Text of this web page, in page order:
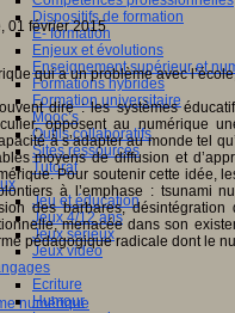
Dispositifs de formation
E- formation
Enjeux et évolutions
Enseignement supérieur et
Formations hybrides
Formation universitaire
Mooc’s
Outils collaboratifs
Sites ressources
Tutorat
Jeu et éducation
Jeux 4/12 ans
Jeux sérieux
Jeux vidéo
Ecriture
Humour
01 février 2015
dire : les systèmes
opposent au numérique
à s’adapter au monde tel
moyens de diffusion et
Pour soutenir cette idée,
à l’emphase : tsunami
des barbares,
menacée dans son
pédagogique radicale dont le
numérique